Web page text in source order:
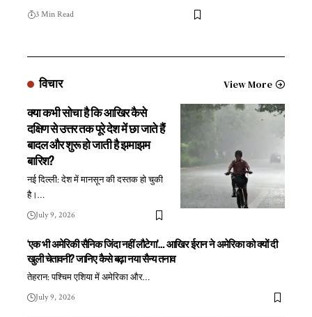
3 Min Read
विचार View More
क्या कभी सोचा है कि आखिर कैसे
दक्षिण से उत्तर तक पूरे देश में छा जाते हैं
बादल और शुरू हो जाती है झमाझम
बारिश?
नई दिल्ली: देश में मानसून की दस्तक हो चुकी
है।…
July 9, 2026
‘एक भी अमेरिकी सैनिक जिंदा नहीं लौटेगा’… आखिर ईरान ने अमेरिका को क्यों दी
खुली चेतावनी? जानिए कैसे बढ़ा नया सैन्य तनाव
तेहरान: पश्चिम एशिया में अमेरिका और…
July 9, 2026